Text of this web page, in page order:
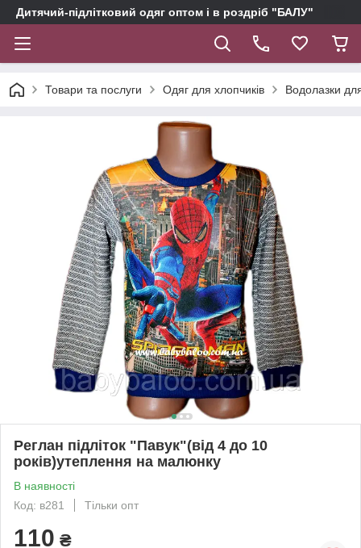
Дитячий-підлітковий одяг оптом і в роздріб "БАЛУ"
Товари та послуги Одяг для хлопчиків Водолазки
Реглан підліток "Павук"(від 4 до 10
років)утеплення на малюнку
В наявності
Код: в281
Тільки опт
110 ₴